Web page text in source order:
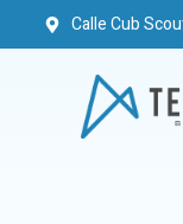
Calle Cub